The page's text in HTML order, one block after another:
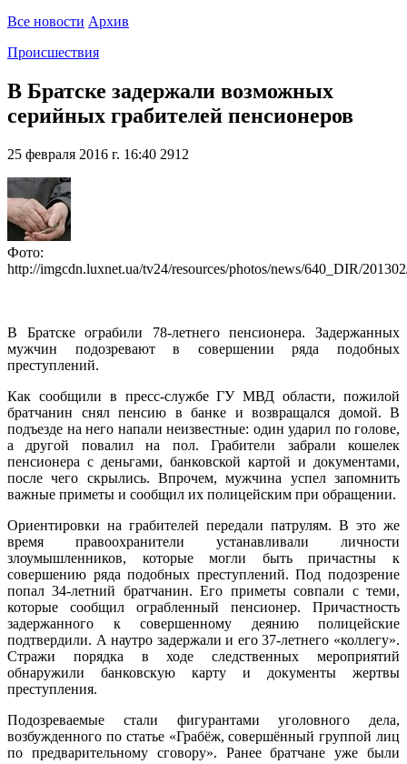
Все новости Архив
Происшествия
В Братске задержали возможных
серийных грабителей пенсионеров
25 февраля 2016 г. 16:40 2912
Фото:
http://imgcdn.luxnet.ua/tv24/resources/photos/news/640_DIR/
В Братске ограбили 78-летнего пенсионера. Задержанных
мужчин подозревают в совершении ряда подобных
преступлений.
Как сообщили в пресс-службе ГУ МВД области, пожилой
братчанин снял пенсию в банке и возвращался домой. В
подъезде на него напали неизвестные: один ударил по голове,
а другой повалил на пол. Грабители забрали кошелек
пенсионера с деньгами, банковской картой и документами,
после чего скрылись. Впрочем, мужчина успел запомнить
важные приметы и сообщил их полицейским при обращении.
Ориентировки на грабителей передали патрулям. В это же
время правоохранители устанавливали личности
злоумышленников, которые могли быть причастны к
совершению ряда подобных преступлений. Под подозрение
попал 34-летний братчанин. Его приметы совпали с теми,
которые сообщил ограбленный пенсионер. Причастность
задержанного к совершенному деянию полицейские
подтвердили. А наутро задержали и его 37-летнего «коллегу».
Стражи порядка в ходе следственных мероприятий
обнаружили банковскую карту и документы жертвы
преступления.
Подозреваемые стали фигурантами уголовного дела,
возбужденного по статье «Грабёж, совершённый группой лиц
по предварительному сговору». Ранее братчане уже были